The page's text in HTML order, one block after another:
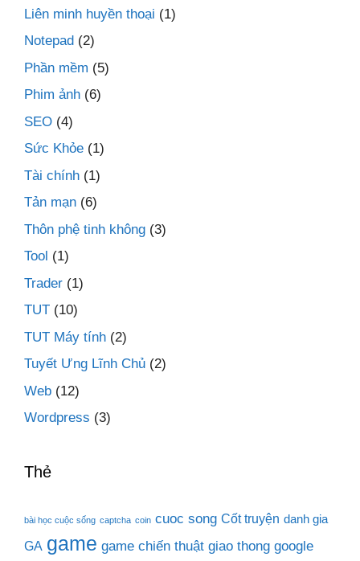
Liên minh huyền thoại (1)
Notepad (2)
Phần mềm (5)
Phim ảnh (6)
SEO (4)
Sức Khỏe (1)
Tài chính (1)
Tản mạn (6)
Thôn phệ tinh không (3)
Tool (1)
Trader (1)
TUT (10)
TUT Máy tính (2)
Tuyết Ưng Lĩnh Chủ (2)
Web (12)
Wordpress (3)
Thẻ
bài học cuộc sống captcha coin cuoc song Cốt truyện danh gia
GA game game chiến thuật giao thong google